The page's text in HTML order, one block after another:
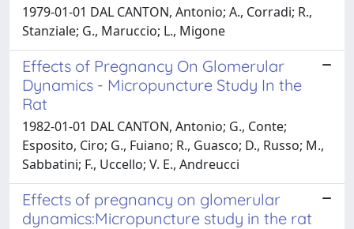
1979-01-01 DAL CANTON, Antonio; A., Corradi; R.,
Stanziale; G., Maruccio; L., Migone
Effects of Pregnancy On Glomerular
Dynamics - Micropuncture Study In the
Rat
1982-01-01 DAL CANTON, Antonio; G., Conte;
Esposito, Ciro; G., Fuiano; R., Guasco; D., Russo; M.,
Sabbatini; F., Uccello; V. E., Andreucci
Effects of pregnancy on glomerular
dynamics:Micropuncture study in the rat